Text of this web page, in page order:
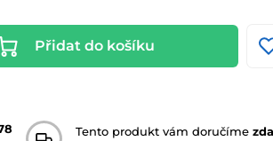
Přidat do košíku
Tento produkt vám doručíme